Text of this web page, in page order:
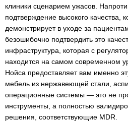
клиники сценарием ужасов.
подтверждение высокого качества,
демонстрирует в уходе за
безошибочно подтвердить это
инфраструктура, которая с
находится на самом современном
Нойса предоставляет вам именно
мебель из нержавеющей стали,
операционные системы — это не
инструменты, а полностью
решения, соответствующие MDR.